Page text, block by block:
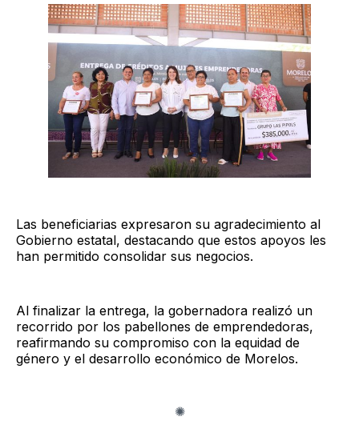
Las beneficiarias expresaron su agradecimiento al
Gobierno estatal, destacando que estos apoyos les
han permitido consolidar sus negocios.
Al finalizar la entrega, la gobernadora realizó un
recorrido por los pabellones de emprendedoras,
reafirmando su compromiso con la equidad de
género y el desarrollo económico de Morelos.